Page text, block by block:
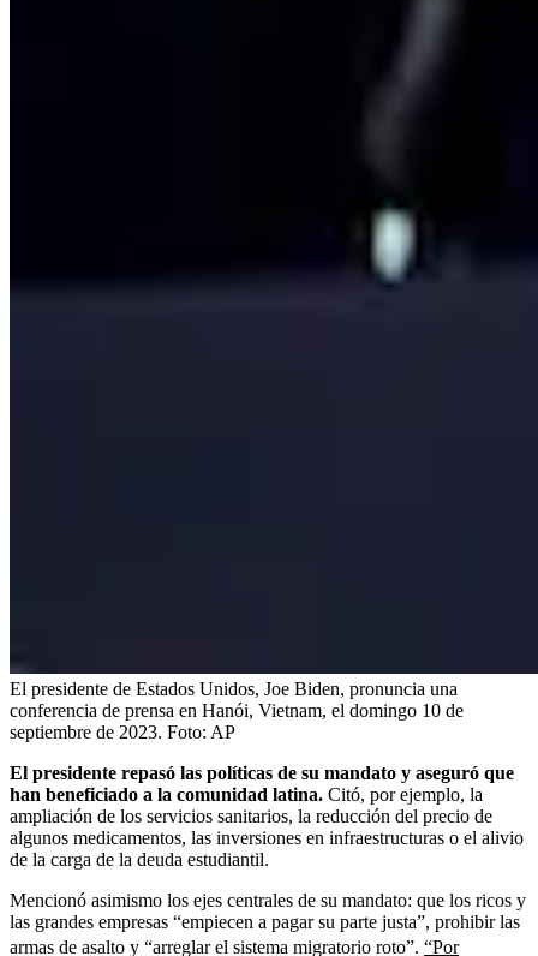
El presidente de Estados Unidos, Joe Biden, pronuncia una
conferencia de prensa en Hanói, Vietnam, el domingo 10 de
septiembre de 2023. Foto: AP
El presidente repasó las políticas de su mandato y aseguró que
han beneficiado a la comunidad latina. Citó, por ejemplo, la
ampliación de los servicios sanitarios, la reducción del precio de
algunos medicamentos, las inversiones en infraestructuras o el alivio
de la carga de la deuda estudiantil.
Mencionó asimismo los ejes centrales de su mandato: que los ricos y
las grandes empresas “empiecen a pagar su parte justa”, prohibir las
armas de asalto y “arreglar el sistema migratorio roto”. “Por